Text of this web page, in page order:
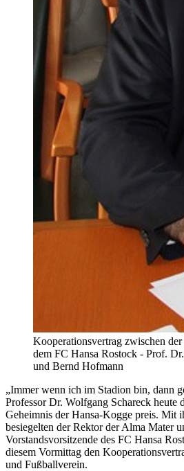
Kooperationsvertrag zwischen
dem FC Hansa Rostock - Prof.
und Bernd Hofmann
„Immer wenn ich im Stadion bin, dann
Professor Dr. Wolfgang Schareck heute
Geheimnis der Hansa-Kogge preis. Mit
besiegelten der Rektor der Alma Mater
Vorstandsvorsitzende des FC Hansa
diesem Vormittag den
und Fußballverein.